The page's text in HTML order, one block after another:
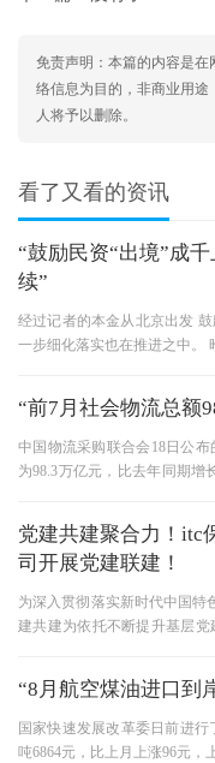
免责声明：本篇的内容是在
络信息为目的，非商业用途
人将予以删除。
看了又看的资讯
“鼓励民资“出境”成
续”
经过记者的本金从北京出发
一步细化落实也在推进之中。
“前7月社会物流总额
中国物流采购联合会18日公
为98.3万亿元，比去年同期增
党建共建聚合力！itc
司开展党建联建！
为深入贯彻落实新时代中国特
建共建为依托不断提升基层党
“8月航空煤油进口到
国家快速发展改革委日前进
吨6864元，比上月上涨96元，